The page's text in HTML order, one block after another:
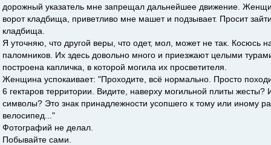
дорожный указатель мне запрещал дальнейшее движение.
ворот кладбища, приветливо мне машет и подзывает. Просит
кладбища.
Я уточняю, что другой веры, что одет, мол, может не так. Косюсь
паломников. Их здесь довольно много и приезжают целыми
построена капличка, в которой могила их просветителя.
Женщина успокаивает: "Проходите, всё нормально. Просто
6 гектаров территории. Видите, наверху могильной плиты
символы? Это знак принадлежности усопшего к тому или иному
велосипед..."
Фотографий не делал.
Побывайте сами.